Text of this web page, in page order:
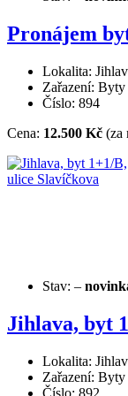
Pronájem
Lokalita:
Zařazení:
Číslo: 894
Cena: 12.500 Kč (za
Stav: –
Jihlava, byt
Lokalita:
Zařazení: Byty
Číslo: 892